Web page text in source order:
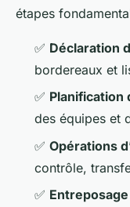
étapes
✅ Déclaration
bordereaux et
✅ Planification
des équipes et
✅ Opérations
contrôle,
✅